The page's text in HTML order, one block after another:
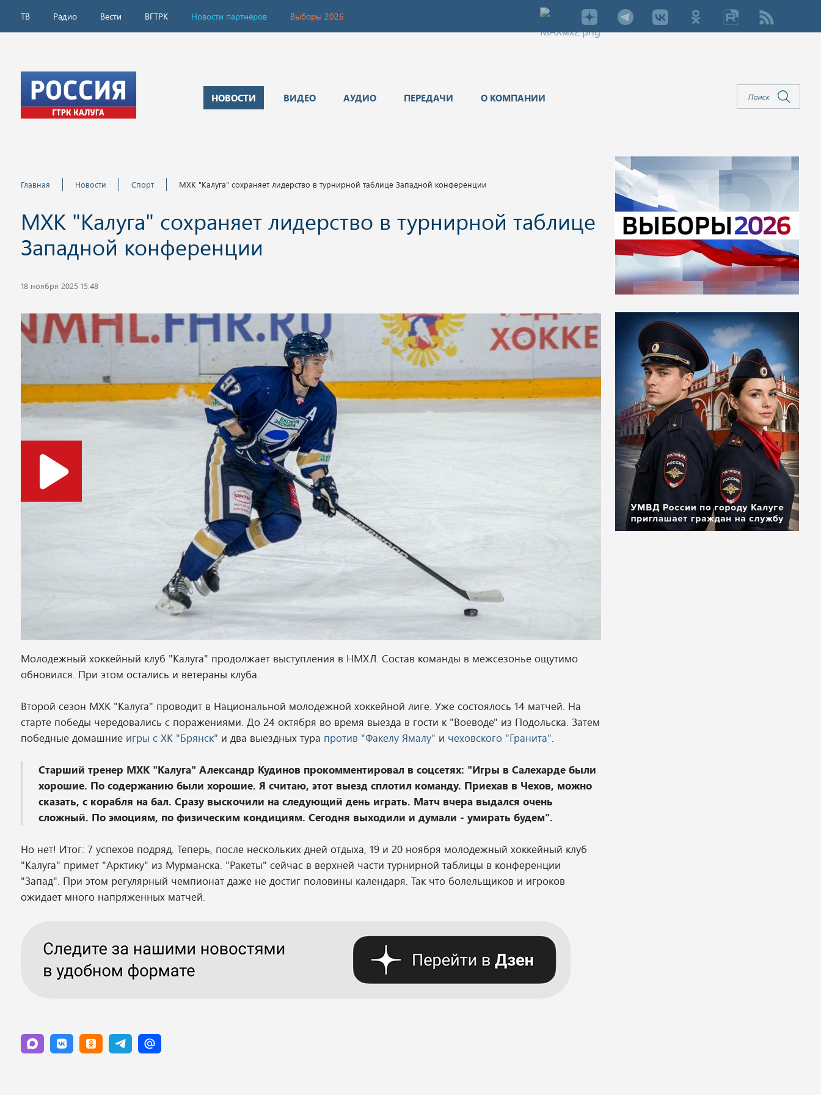
ТВ Радио Вести ВГТРК Новости партнёров Выборы 2026
НОВОСТИ ВИДЕО АУДИО ПЕРЕДАЧИ О КОМПАНИИ
Главная Новости Спорт МХК "Калуга" сохраняет лидерство в турнирной таблице Западной конференции
МХК "Калуга" сохраняет лидерство в турнирной таблице
Западной конференции
18 ноября 2025 15:48
Молодежный хоккейный клуб "Калуга" продолжает выступления в НМХЛ. Состав команды в межсезонье ощутимо
обновился. При этом остались и ветераны клуба.
Второй сезон МХК "Калуга" проводит в Национальной молодежной хоккейной лиге. Уже состоялось 14 матчей. На
старте победы чередовались с поражениями. До 24 октября во время выезда в гости к "Воеводе" из Подольска. Затем
победные домашние игры с ХК "Брянск" и два выездных тура против "Факелу Ямалу" и чеховского "Гранита"
Старший тренер МХК "Калуга" Александр Кудинов прокомментировал в соцсетях: "Игры в Салехарде были
хорошие. По содержанию были хорошие. Я считаю, этот выезд сплотил команду. Приехав в Чехов, можно
сказать, с корабля на бал. Сразу выскочили на следующий день играть. Матч вчера выдался очень
сложный. По эмоциям, по физическим кондициям. Сегодня выходили и думали - умирать будем".
Но нет! Итог: 7 успехов подряд. Теперь, после нескольких дней отдыха, 19 и 20 ноября молодежный хоккейный клуб
"Калуга" примет "Арктику" из Мурманска. "Ракеты" сейчас в верхней части турнирной таблицы в конференции
"Запад". При этом регулярный чемпионат даже не достиг половины календаря. Так что болельщиков и игроков
ожидает много напряженных матчей.